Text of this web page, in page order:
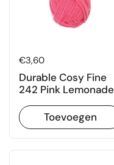
Prijs:
€3,60
Durable Cosy Fine
242 Pink Lemonade
Toevoegen